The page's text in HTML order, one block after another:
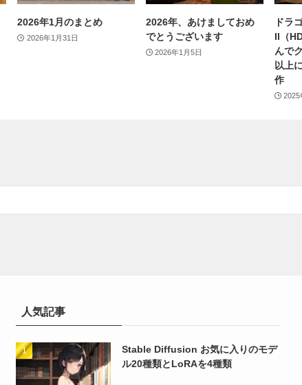
2026年1月のまとめ
2026年1月31日
2026年、あけましておめ
でとうございます
2026年1月5日
ドラ
II（
んで
以上
作
2025
人気記事
Stable Diffusion お気に入りのモデ
ル20種類とLoRAを4種類